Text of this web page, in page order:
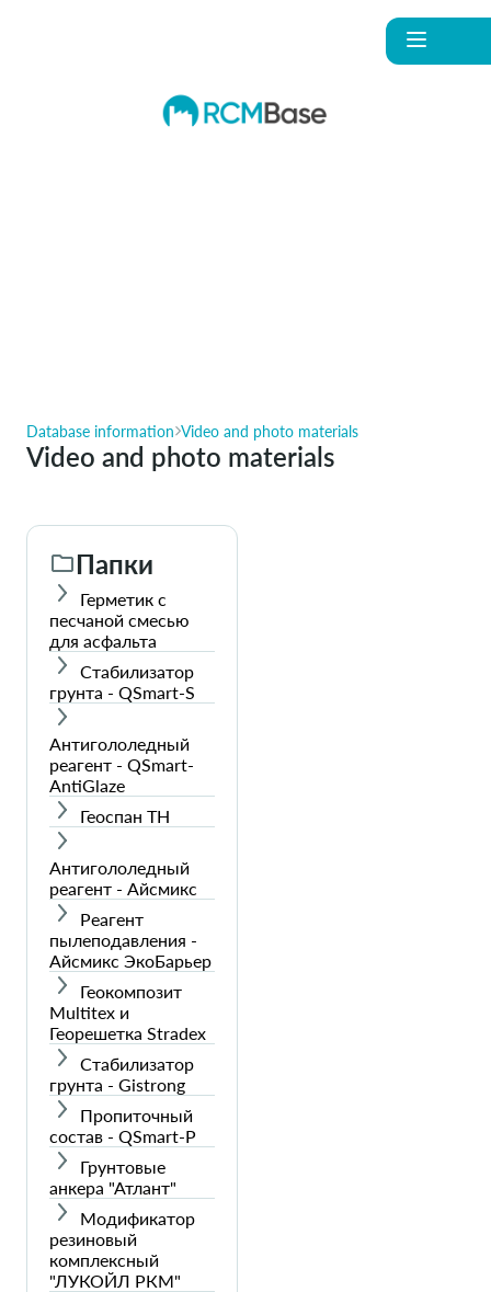
Database information Video and photo materials
Video and photo materials
Папки
Герметик с
песчаной смесью
для асфальта
Cтабилизатор
грунта - QSmart-S
Антигололедный
реагент - QSmart-
AntiGlaze
Геоспан ТН
Антигололедный
реагент - Айсмикс
Реагент
пылеподавления -
Айсмикс ЭкоБарьер
Геокомпозит
Multitex и
Георешетка Stradex
Стабилизатор
грунта - Gistrong
Пропиточный
состав - QSmart-P
Грунтовые
анкера "Атлант"
Модификатор
резиновый
комплексный
"ЛУКОЙЛ РКМ"